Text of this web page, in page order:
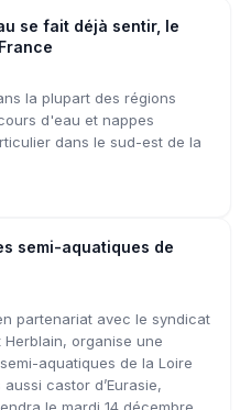
se fait déjà sentir, le
la plupart des régions
d'eau et nappes
dans le sud-est de la
semi-aquatiques de
partenariat avec le syndicat
Herblain, organise une
aquatiques de la Loire
castor d’Eurasie,